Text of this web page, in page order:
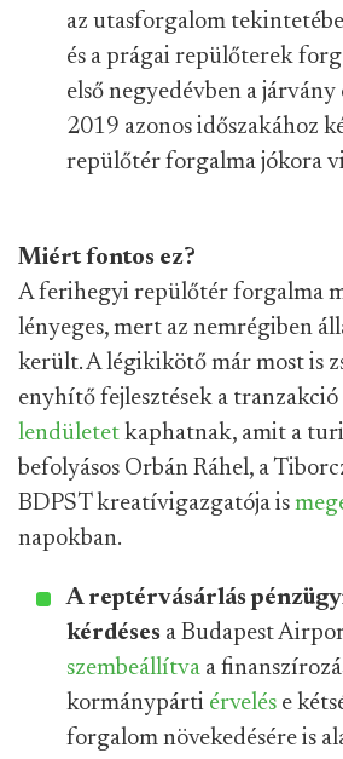
az utasforgalom
és a prágai repülőterek
első negyedévben a
2019 azonos időszakához
repülőtér forgalma jókora
Miért fontos ez?
A ferihegyi repülőtér forgalma
lényeges, mert az nemrégiben
került. A légikikötő már most is
enyhítő fejlesztések a
lendületet kaphatnak, amit a
befolyásos Orbán Ráhel, a
BDPST kreatívigazgatója is
napokban.
A reptérvásárlás
kérdéses a Budapest
szembeállítva a
kormánypárti érvelés e
forgalom növekedésére is